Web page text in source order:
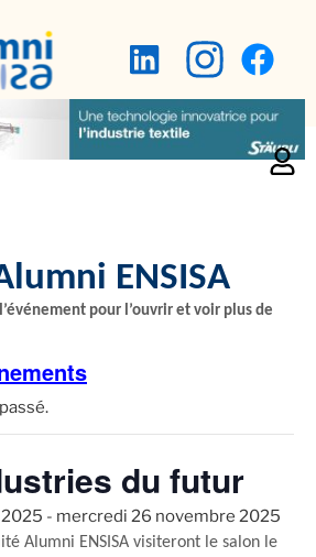
ENSISA
pour l’ouvrir et voir plus de
du futur
- mercredi 26 novembre 2025
Alumni ENSISA visiteront le salon le